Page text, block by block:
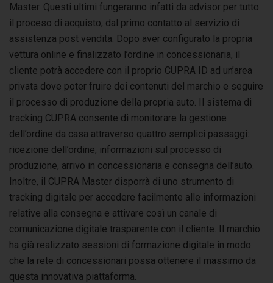
Master. Questi ultimi fungeranno infatti da advisor per tutto
il proceso di acquisto, dal primo contatto al servizio di
assistenza post vendita. Dopo aver configurato la propria
vettura online e finalizzato l’ordine in concessionaria, il
cliente potrà accedere con il proprio CUPRA ID ad un’area
privata dove poter fruire dei contenuti del marchio e seguire
il processo di produzione della propria auto. Il sistema di
tracking CUPRA consente di monitorare la gestione
dell’ordine da casa attraverso quattro semplici passaggi:
ricezione dell’ordine, informazioni sul processo di
produzione, arrivo in concessionaria e consegna dell’auto.
Inoltre, il CUPRA Master disporrà di uno strumento di
tracking digitale per accedere facilmente alle informazioni
relative alla consegna e attivare così un canale di
comunicazione digitale trasparente con il cliente. Il marchio
ha già realizzato sessioni di formazione digitale in modo
che la rete di concessionari possa ottenere il massimo da
questa innovativa piattaforma.